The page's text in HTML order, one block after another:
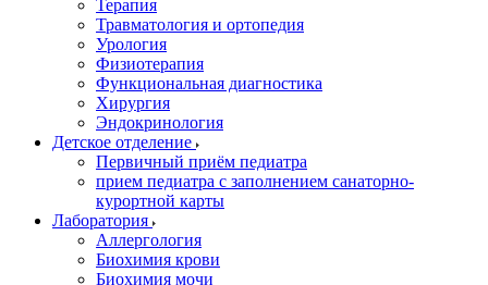
Терапия
Травматология и ортопедия
Урология
Физиотерапия
Функциональная диагностика
Хирургия
Эндокринология
Детское отделение
Первичный приём педиатра
прием педиатра с заполнением санаторно-
курортной карты
Лаборатория
Аллергология
Биохимия крови
Биохимия мочи